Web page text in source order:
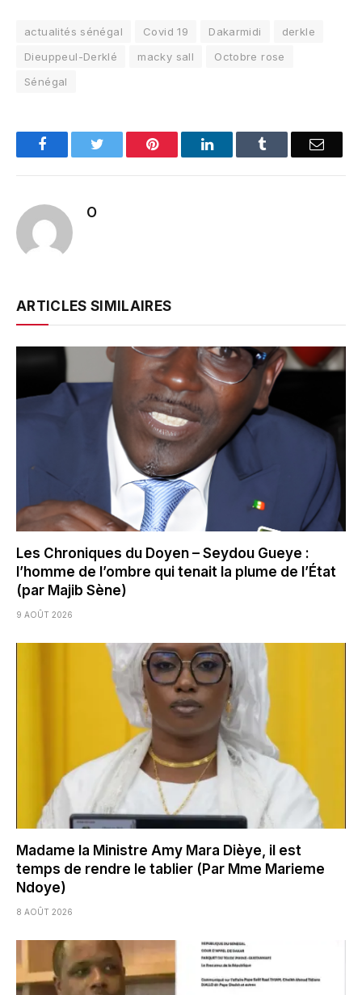
actualités sénégal Covid 19 Dakarmidi
derkle
Dieuppeul-Derklé
macky sall
Octobre rose
Sénégal
FacebookTwitter Pinterest LinkedInTumblr Email
O
ARTICLES SIMILAIRES
Les Chroniques du Doyen – Seydou Gueye :
l’homme de l’ombre qui tenait la plume de l’État
(par Majib Sène)
9 AOÛT 2026
Madame la Ministre Amy Mara Dièye, il est
temps de rendre le tablier (Par Mme Marieme
Ndoye)
8 AOÛT 2026